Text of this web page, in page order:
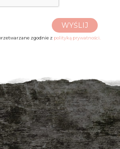
WYŚLIJ
zgodnie z polityką prywatności.